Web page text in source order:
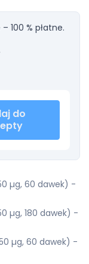
100 % płatne.
do
µg, 60 dawek) -
µg, 180 dawek) -
µg, 60 dawek) -